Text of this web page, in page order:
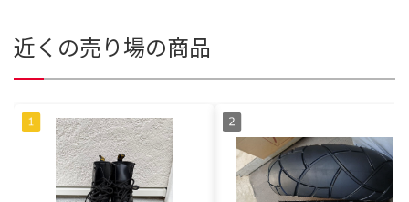
近くの売り場の商品